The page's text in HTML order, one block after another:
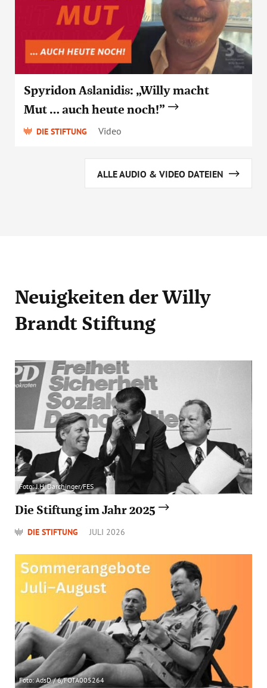
Spyridon Aslanidis: „Willy macht
Mut … auch heute noch!”
DIE STIFTUNG Video
ALLE AUDIO & VIDEO DATEIEN
Neuigkeiten der Willy
Brandt Stiftung
Foto: J.H. Darchinger/FES
Die Stiftung im Jahr 2025
DIE STIFTUNG JULI 2026
Foto: AdsD / 6/FOTA005264